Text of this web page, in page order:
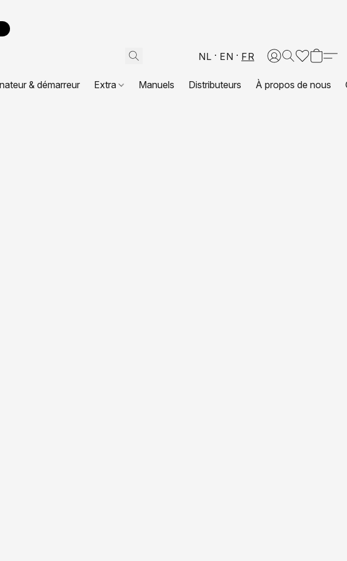
NL EN FR
& démarreur Extra Manuels Distributeurs À propos de nous